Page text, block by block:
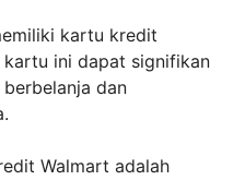
kartu kredit
kartu ini dapat signifikan
dan
Walmart adalah